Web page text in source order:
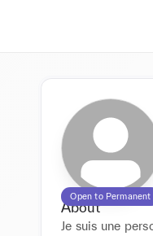
Open to Permanent
About
Je suis une